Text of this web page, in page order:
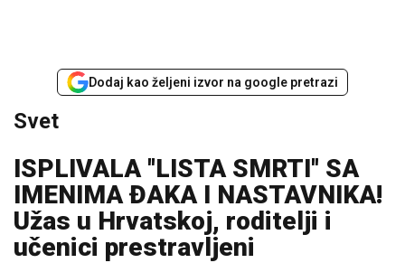
Dodaj kao željeni izvor na google pretrazi
Svet
ISPLIVALA ''LISTA SMRTI'' SA
IMENIMA ĐAKA I NASTAVNIKA!
Užas u Hrvatskoj, roditelji i
učenici prestravljeni